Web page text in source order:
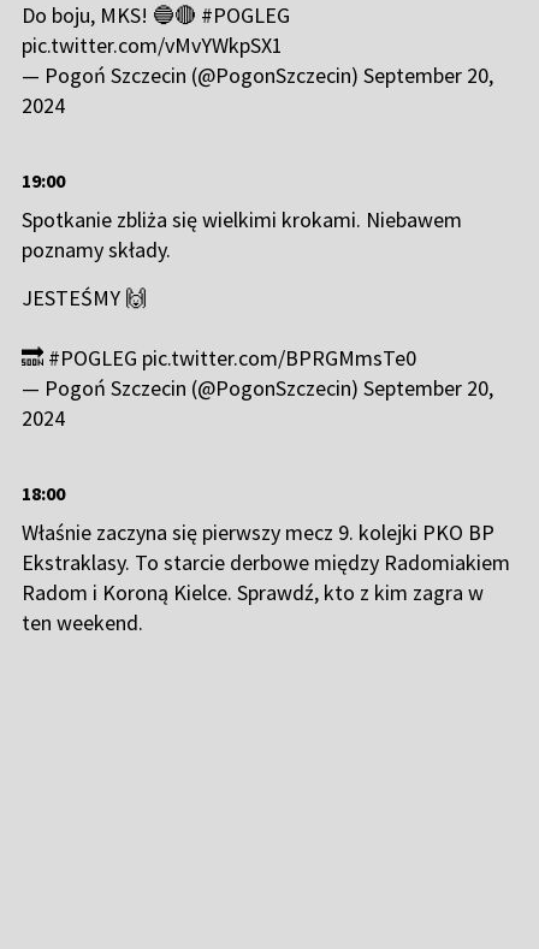
Do boju, MKS! 🔵🔴 #POGLEG
pic.twitter.com/vMvYWkpSX1
— Pogoń Szczecin (@PogonSzczecin)September 20,
2024
19:00
Spotkanie zbliża się wielkimi krokami. Niebawem
poznamy składy.
JESTEŚMY 🙌
🔜 #POGLEG pic.twitter.com/BPRGMmsTe0
— Pogoń Szczecin (@PogonSzczecin)September 20,
2024
18:00
Właśnie zaczyna się pierwszy mecz 9. kolejki PKO BP
Ekstraklasy. To starcie derbowe między Radomiakiem
Radom i Koroną Kielce. Sprawdź, kto z kim zagra w
ten weekend.